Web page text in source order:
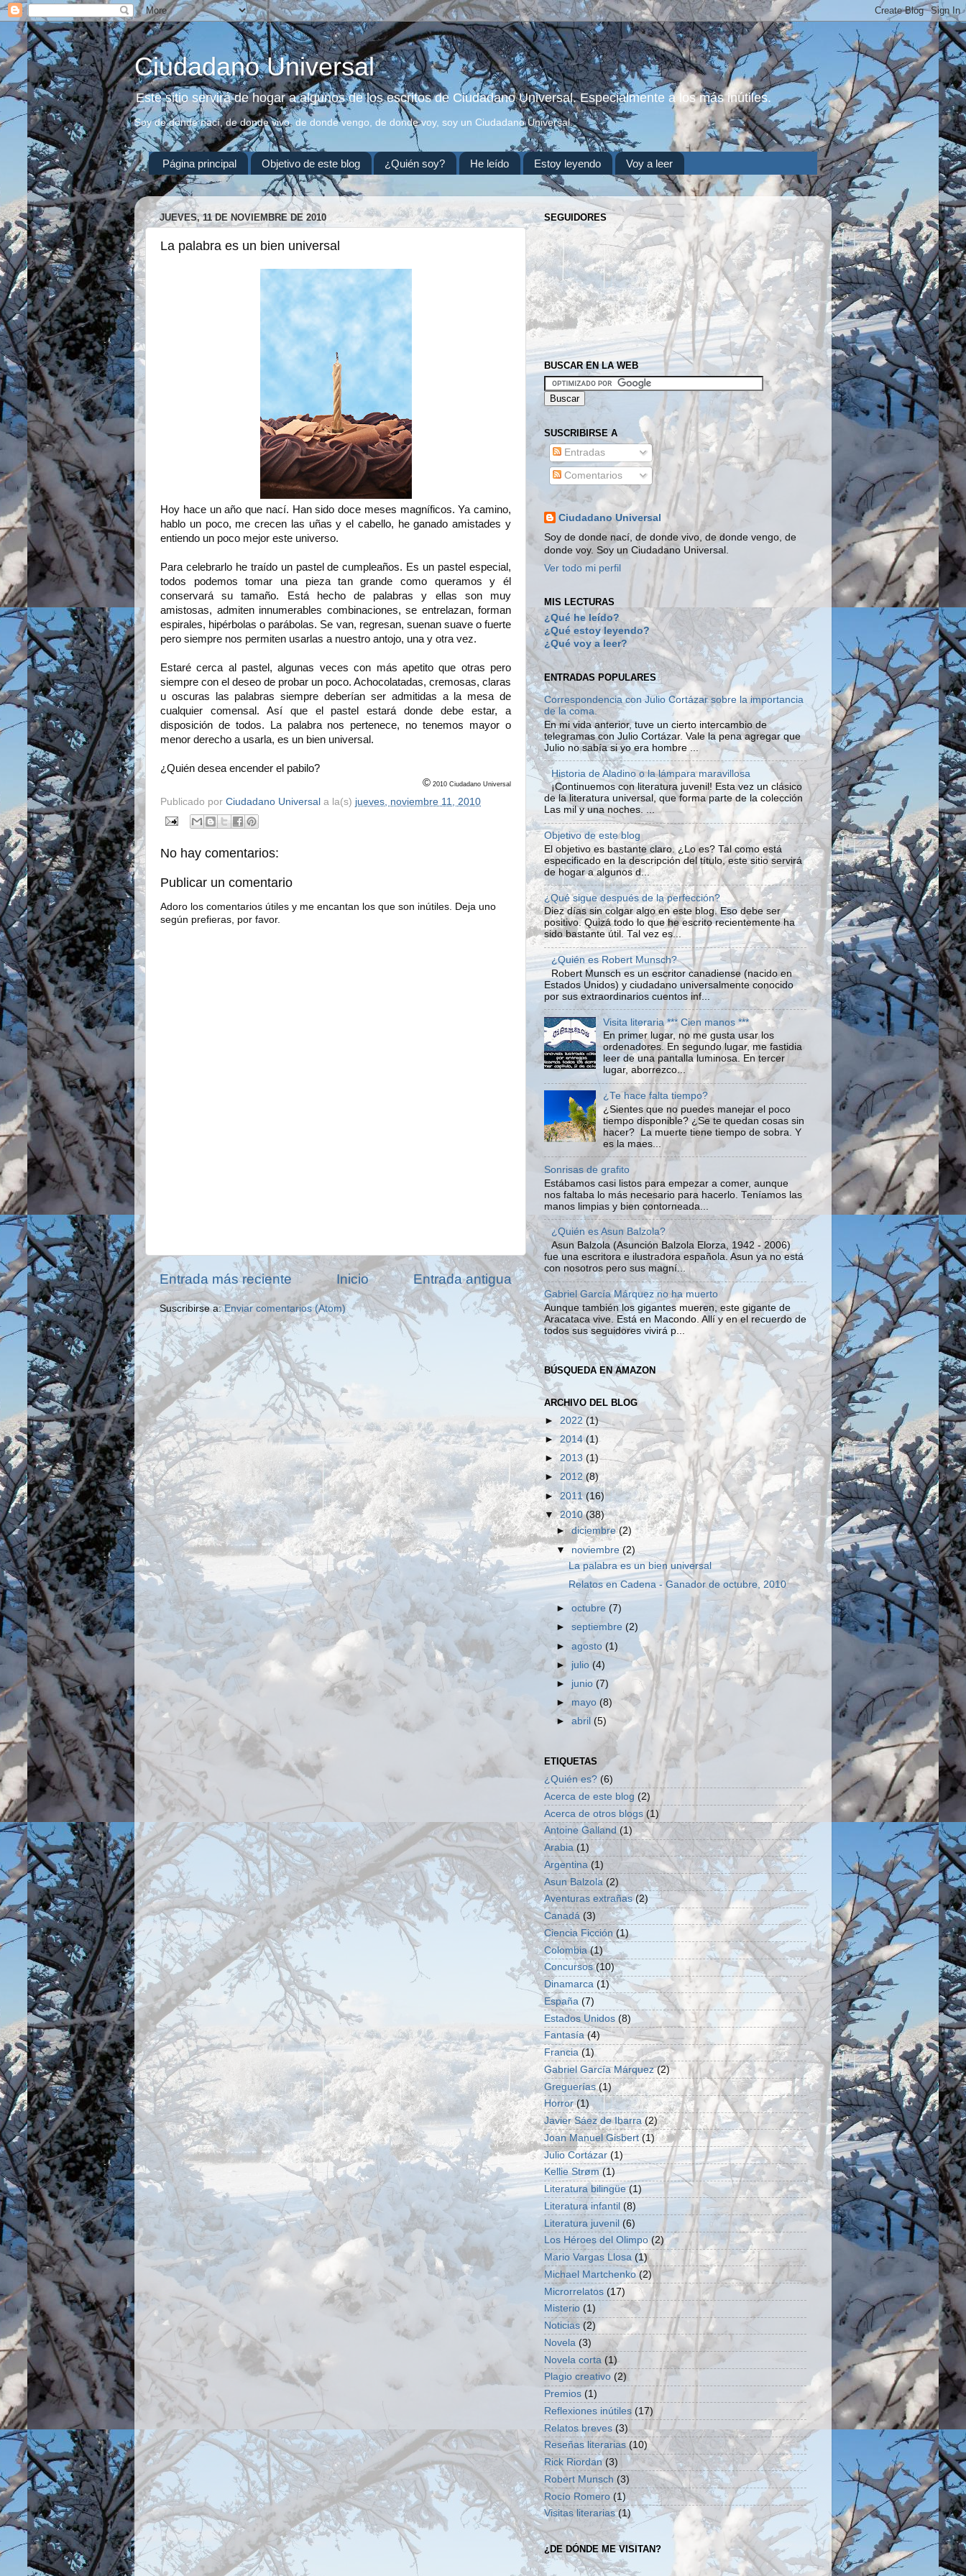
Ciudadano Universal
Este sitio servirá de hogar a algunos de los escritos de Ciudadano Universal. Especialmente a los más inútiles.
Soy de donde nací, de donde vivo, de donde vengo, de donde voy, soy un Ciudadano Universal.
Página principal Objetivo de este blog ¿Quién soy? He leído Estoy leyendo Voy a leer
JUEVES, 11 DE NOVIEMBRE DE 2010
La palabra es un bien universal
Hoy hace un año que nací. Han sido doce meses magníficos. Ya camino,
hablo un poco, me crecen las uñas y el cabello, he ganado amistades y
entiendo un poco mejor este universo.
Para celebrarlo he traído un pastel de cumpleaños. Es un pastel especial,
todos podemos tomar una pieza tan grande como queramos y él
conservará su tamaño. Está hecho de palabras y ellas son muy
amistosas, admiten innumerables combinaciones, se entrelazan, forman
espirales, hipérbolas o parábolas. Se van, regresan, suenan suave o fuerte
pero siempre nos permiten usarlas a nuestro antojo, una y otra vez.
Estaré cerca al pastel, algunas veces con más apetito que otras pero
siempre con el deseo de probar un poco. Achocolatadas, cremosas, claras
u oscuras las palabras siempre deberían ser admitidas a la mesa de
cualquier comensal. Así que el pastel estará donde debe estar, a
disposición de todos. La palabra nos pertenece, no tenemos mayor o
menor derecho a usarla, es un bien universal.
¿Quién desea encender el pabilo?
© 2010 Ciudadano Universal
Publicado por Ciudadano Universal a la(s) jueves, noviembre 11, 2010
No hay comentarios:
Publicar un comentario
Adoro los comentarios útiles y me encantan los que son inútiles. Deja uno
según prefieras, por favor.
Entrada más reciente Entrada antigua
Inicio
Suscribirse a:Enviar comentarios (Atom)
SEGUIDORES
BUSCAR EN LA WEB
SUSCRIBIRSE A
Entradas
Comentarios
Ciudadano Universal
Soy de donde nací, de donde vivo, de donde vengo, de
donde voy. Soy un Ciudadano Universal.
Ver todo mi perfil
MIS LECTURAS
¿Qué he leído?
¿Qué estoy leyendo?
¿Qué voy a leer?
ENTRADAS POPULARES
Correspondencia con Julio Cortázar sobre la importancia
de la coma.
En mi vida anterior, tuve un cierto intercambio de
telegramas con Julio Cortázar. Vale la pena agregar que
Julio no sabía si yo era hombre ...
Historia de Aladino o la lámpara maravillosa
¡Continuemos con literatura juvenil! Esta vez un clásico
de la literatura universal, que forma parte de la colección
Las mil y una noches. ...
Objetivo de este blog
El objetivo es bastante claro. ¿Lo es? Tal como está
especificado en la descripción del título, este sitio servirá
de hogar a algunos d...
¿Qué sigue después de la perfección?
Diez días sin colgar algo en este blog. Eso debe ser
positivo. Quizá todo lo que he escrito recientemente ha
sido bastante útil. Tal vez es...
¿Quién es Robert Munsch?
Robert Munsch es un escritor canadiense (nacido en
Estados Unidos) y ciudadano universalmente conocido
por sus extraordinarios cuentos inf...
Visita literaria *** Cien manos ***
En primer lugar, no me gusta usar los
ordenadores. En segundo lugar, me fastidia
leer de una pantalla luminosa. En tercer
lugar, aborrezco...
¿Te hace falta tiempo?
¿Sientes que no puedes manejar el poco
tiempo disponible? ¿Se te quedan cosas sin
hacer? La muerte tiene tiempo de sobra. Y
es la maes...
Sonrisas de grafito
Estábamos casi listos para empezar a comer, aunque
nos faltaba lo más necesario para hacerlo. Teníamos las
manos limpias y bien contorneada...
¿Quién es Asun Balzola?
Asun Balzola (Asunción Balzola Elorza, 1942 - 2006)
fue una escritora e ilustradora española. Asun ya no está
con nosotros pero sus magní...
Gabriel García Márquez no ha muerto
Aunque también los gigantes mueren, este gigante de
Aracataca vive. Está en Macondo. Allí y en el recuerdo de
todos sus seguidores vivirá p...
BÚSQUEDA EN AMAZON
ARCHIVO DEL BLOG
► 2022 (1)
►2014(1)
►2013 (1)
► 2012(8)
►2011 (16)
▼2010(38)
►diciembre(2)
▼ noviembre(2)
La palabra es un bien universal
Relatos en Cadena - Ganador de octubre, 2010
►octubre (7)
►septiembre(2)
►agosto(1)
► julio(4)
► junio(7)
► mayo(8)
►abril(5)
ETIQUETAS
¿Quién es? (6)
Acerca de este blog (2)
Acerca de otros blogs (1)
Antoine Galland (1)
Arabia (1)
Argentina (1)
Asun Balzola (2)
Aventuras extrañas (2)
Canadá (3)
Ciencia Ficción (1)
Colombia (1)
Concursos (10)
Dinamarca (1)
España (7)
Estados Unidos (8)
Fantasía (4)
Francia (1)
Gabriel García Márquez (2)
Greguerías (1)
Horror (1)
Javier Sáez de Ibarra (2)
Joan Manuel Gisbert (1)
Julio Cortázar (1)
Kellie Strøm (1)
Literatura bilingüe (1)
Literatura infantil (8)
Literatura juvenil (6)
Los Héroes del Olimpo (2)
Mario Vargas Llosa (1)
Michael Martchenko (2)
Microrrelatos (17)
Misterio (1)
Noticias (2)
Novela (3)
Novela corta (1)
Plagio creativo (2)
Premios (1)
Reflexiones inútiles (17)
Relatos breves (3)
Reseñas literarias (10)
Rick Riordan (3)
Robert Munsch (3)
Rocío Romero (1)
Visitas literarias (1)
¿DE DÓNDE ME VISITAN?